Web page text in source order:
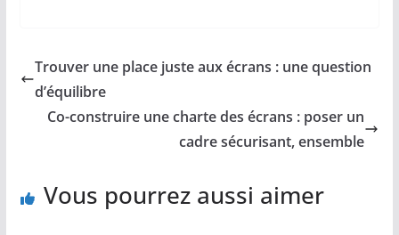
Trouver une place juste aux écrans : une question
d’équilibre
Co-construire une charte des écrans : poser un
cadre sécurisant, ensemble
Vous pourrez aussi aimer